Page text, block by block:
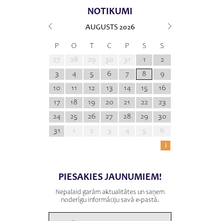
NOTIKUMI
AUGUSTS 2026
P O T C P S
S
27
28 29 30 31 1
2
3
4 5 6 7 8
9
10
11 12 13 14 15
16
17
18 19 20 21 22
23
24
25 26 27 28 29
30
31
1 2 3 4 5
6
i
PIESAKIES JAUNUMIEM!
Nepalaid garām aktualitātes un saņem
noderīgu informāciju savā e-pastā.